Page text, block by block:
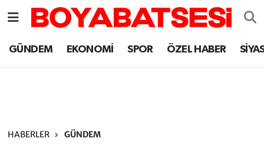
GÜNDEM EKONOMİ SPOR ÖZEL HABER
HABERLER GÜNDEM
Sinop Nöbetçi Eczaneler
Sinop Trafik Yoğunluk Haritası